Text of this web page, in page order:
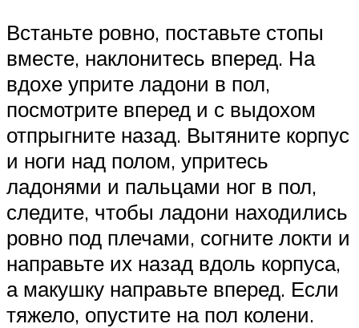
Встаньте ровно, поставьте стопы
вместе, наклонитесь вперед. На
вдохе уприте ладони в пол,
посмотрите вперед и с выдохом
отпрыгните назад. Вытяните корпус
и ноги над полом, упритесь
ладонями и пальцами ног в пол,
следите, чтобы ладони находились
ровно под плечами, согните локти и
направьте их назад вдоль корпуса,
а макушку направьте вперед. Если
тяжело, опустите на пол колени.